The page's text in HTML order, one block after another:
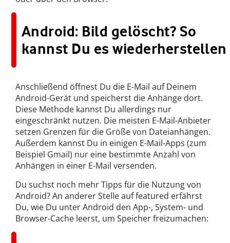
Android: Bild gelöscht? So
kannst Du es wiederherstellen
Anschließend öffnest Du die E-Mail auf Deinem
Android-Gerät und speicherst die Anhänge dort.
Diese Methode kannst Du allerdings nur
eingeschränkt nutzen. Die meisten E-Mail-Anbieter
setzen Grenzen für die Größe von Dateianhängen.
Außerdem kannst Du in einigen E-Mail-Apps (zum
Beispiel Gmail) nur eine bestimmte Anzahl von
Anhängen in einer E-Mail versenden.
Du suchst noch mehr Tipps für die Nutzung von
Android? An anderer Stelle auf featured erfährst
Du, wie Du unter Android den App-, System- und
Browser-Cache leerst, um Speicher freizumachen: